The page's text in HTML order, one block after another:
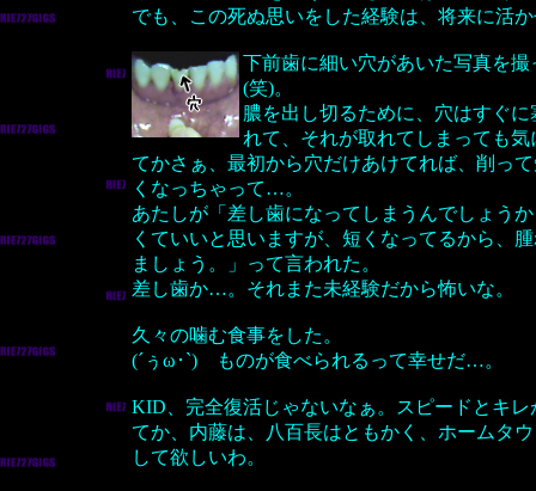
でも、この死ぬ思いをした経験は、将来に活
下前歯に細い穴があいた写真を
(笑)。
膿を出し切るために、穴はすぐ
れて、それが取れてしまっても
てかさぁ、最初から穴だけあけてれば、削っ
くなっちゃって…。
あたしが「差し歯になってしまうんでしょう
くていいと思いますが、短くなってるから、
ましょう。」って言われた。
差し歯か…。それまた未経験だから怖いな。
久々の噛む食事をした。
(´ぅω･`) ものが食べられるって幸せだ…。
KID、完全復活じゃないなぁ。スピードとキレ
てか、内藤は、八百長はともかく、ホームタ
して欲しいわ。